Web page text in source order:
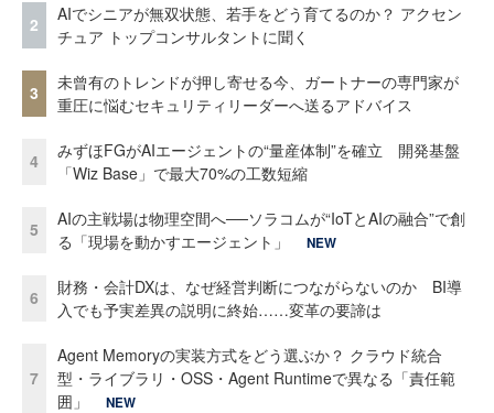
2
AIでシニアが無双状態、若手をどう育てるのか？ アクセン
チュア トップコンサルタントに聞く
3
未曾有のトレンドが押し寄せる今、ガートナーの専門家が
重圧に悩むセキュリティリーダーへ送るアドバイス
4
みずほFGがAIエージェントの“量産体制”を確立 開発基盤
「Wiz Base」で最大70%の工数短縮
5
AIの主戦場は物理空間へ──ソラコムが“IoTとAIの融合”で創
る「現場を動かすエージェント」
NEW
6
財務・会計DXは、なぜ経営判断につながらないのか BI導
入でも予実差異の説明に終始……変革の要諦は
7
Agent Memoryの実装方式をどう選ぶか？ クラウド統合
型・ライブラリ・OSS・Agent Runtimeで異なる「責任範
囲」
NEW